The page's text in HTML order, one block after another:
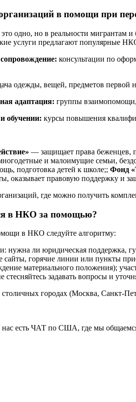
в помощи при
одно, но в реальности
услуги предлагают популярные
консультации по
одежды, вещей, предметов первой
адаптация: группы взаимопомощи,
обучении: курсы повышения
— защищает права беженцев,
и малоимущие семьи,
подготовка детей к школе;; Фонд
оказывает правовую поддержку и
где можно получить
в НКО за помощью?
в НКО следуйте алгоритму:
нужна ли юридическая поддержка,
горячие линии или пункты
материального положения);
стесняйтесь задавать вопросы и
городах (Москва, Санкт-
нас есть ЧАТ по США, где мы